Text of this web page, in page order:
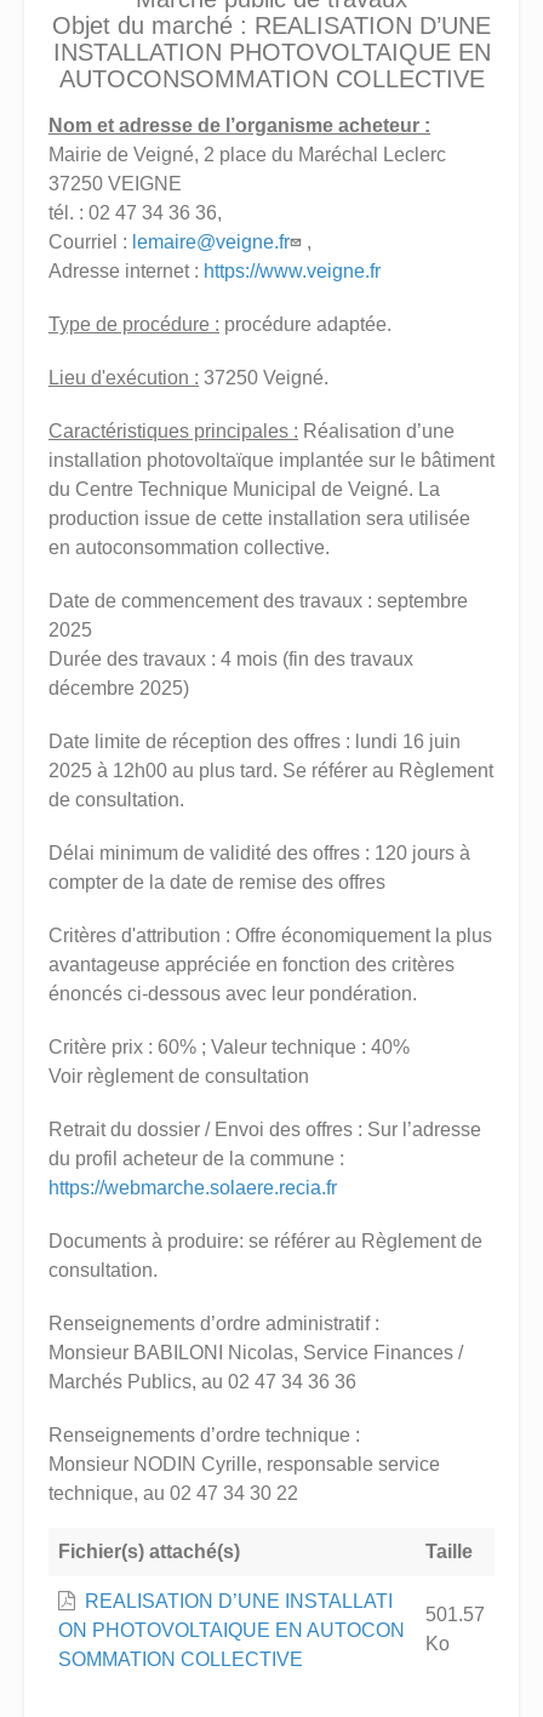
Objet du marché : REALISATION D’UNE
INSTALLATION PHOTOVOLTAIQUE EN
AUTOCONSOMMATION COLLECTIVE
Nom et adresse de l’organisme acheteur :
Mairie de Veigné, 2 place du Maréchal Leclerc
37250 VEIGNE
tél. : 02 47 34 36 36,
Courriel : lemaire@veigne.fr
,
Adresse internet : https://www.veigne.fr
Type de procédure : procédure adaptée.
Lieu d'exécution : 37250 Veigné.
Caractéristiques principales : Réalisation d’une
installation photovoltaïque implantée sur le bâtiment
du Centre Technique Municipal de Veigné. La
production issue de cette installation sera utilisée
en autoconsommation collective.
Date de commencement des travaux : septembre
2025
Durée des travaux : 4 mois (fin des travaux
décembre 2025)
Date limite de réception des offres : lundi 16 juin
2025 à 12h00 au plus tard. Se référer au Règlement
de consultation.
Délai minimum de validité des offres : 120 jours à
compter de la date de remise des offres
Critères d'attribution : Offre économiquement la plus
avantageuse appréciée en fonction des critères
énoncés ci-dessous avec leur pondération.
Critère prix : 60% ; Valeur technique : 40%
Voir règlement de consultation
Retrait du dossier / Envoi des offres : Sur l’adresse
du profil acheteur de la commune :
https://webmarche.solaere.recia.fr
Documents à produire: se référer au Règlement de
consultation.
Renseignements d’ordre administratif :
Monsieur BABILONI Nicolas, Service Finances /
Marchés Publics, au 02 47 34 36 36
Renseignements d’ordre technique :
Monsieur NODIN Cyrille, responsable service
technique, au 02 47 34 30 22
Fichier(s) attaché(s) Taille
REALISATION D’UNE INSTALLATI
ON PHOTOVOLTAIQUE EN AUTOCON
SOMMATION COLLECTIVE
501.57
Ko